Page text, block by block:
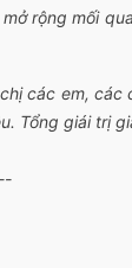
rộng mối
các em,
giái trị